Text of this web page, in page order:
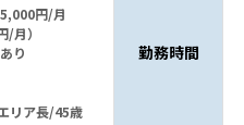
円/月
/月）
り
リア長/45歳
勤務時間